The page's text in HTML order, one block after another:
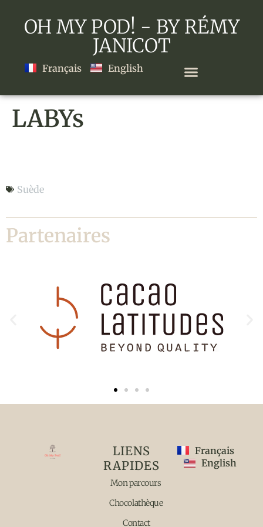
OH MY POD! - BY RÉMY
JANICOT
Français English
LABYs
Suède
Partenaires
LIENS
RAPIDES
Mon parcours
Chocolathèque
Contact
Français
English